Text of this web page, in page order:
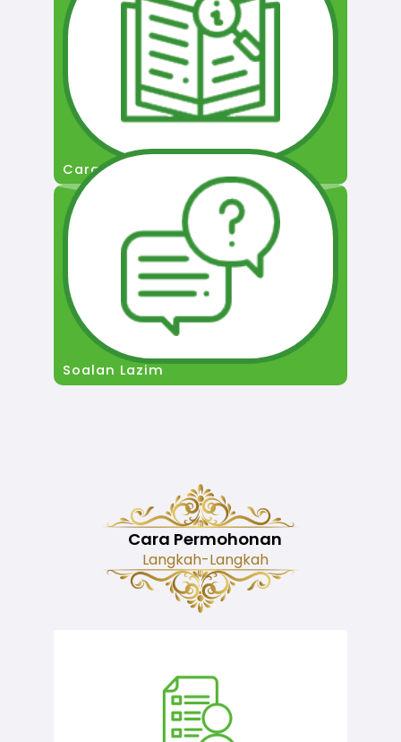
Cara Permohonan
Soalan Lazim
Cara Permohonan
Langkah-Langkah